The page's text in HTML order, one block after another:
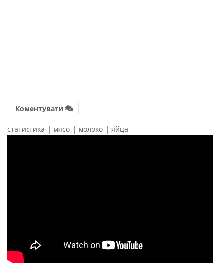
Коментувати
статистика | мясо | молоко | яйца